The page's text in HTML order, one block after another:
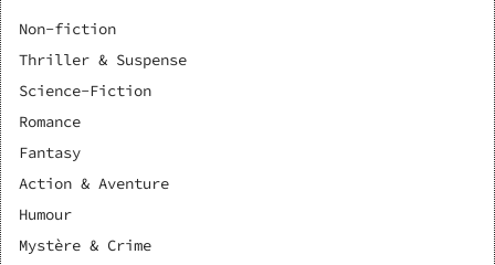
Non-fiction
Thriller & Suspense
Science-Fiction
Romance
Fantasy
Action & Aventure
Humour
Mystère & Crime